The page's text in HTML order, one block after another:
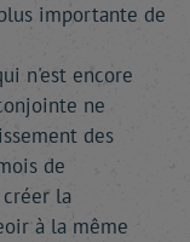
importante de
n'est encore
ne
des
de
la
à la même